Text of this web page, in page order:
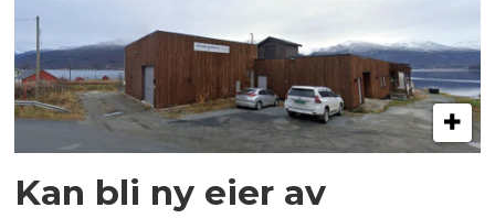
Kan bli ny eier av